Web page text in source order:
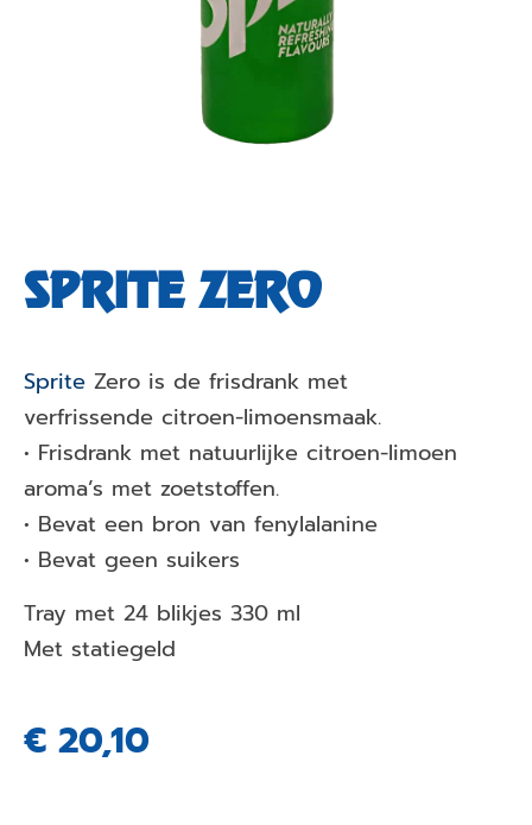
SPRITE ZERO
Sprite Zero is de frisdrank met
verfrissende citroen-limoensmaak.
• Frisdrank met natuurlijke citroen-limoen
aroma’s met zoetstoffen.
• Bevat een bron van fenylalanine
• Bevat geen suikers
Tray met 24 blikjes 330 ml
Met statiegeld
€ 20,10